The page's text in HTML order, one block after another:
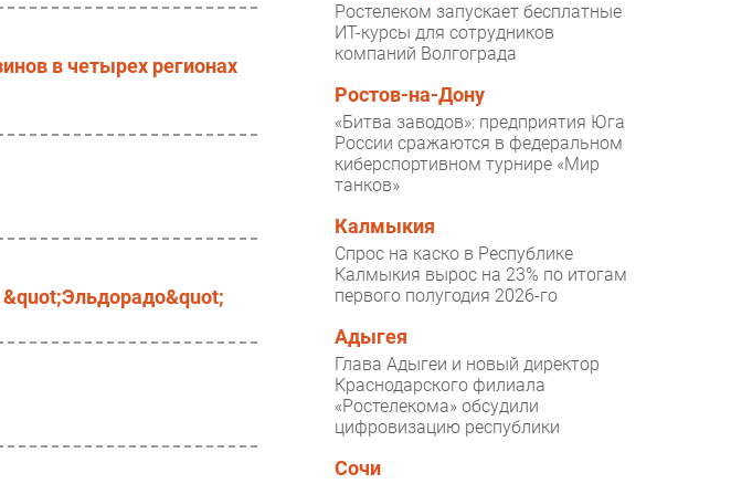
в четырех регионах
Ростелеком запускает бесплатные
ИТ-курсы для сотрудников
компаний Волгограда
Ростов-на-Дону
«Битва заводов»: предприятия Юга
России сражаются в федеральном
киберспортивном турнире «Мир
танков»
Калмыкия
Спрос на каско в Республике
Калмыкия вырос на 23% по итогам
первого полугодия 2026-го
Адыгея
Глава Адыгеи и новый директор
Краснодарского филиала
«Ростелекома» обсудили
цифровизацию республики
Сочи